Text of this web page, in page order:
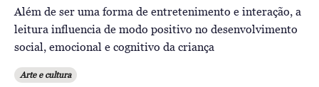
Além de ser uma forma de entretenimento e interação, a
leitura influencia de modo positivo no desenvolvimento
social, emocional e cognitivo da criança
Arte e cultura